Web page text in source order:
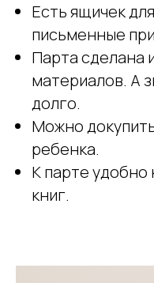
Есть ящичек
письменные
Парта сделана
материалов. А
долго.
Можно
ребенка.
К парте удобно
книг.